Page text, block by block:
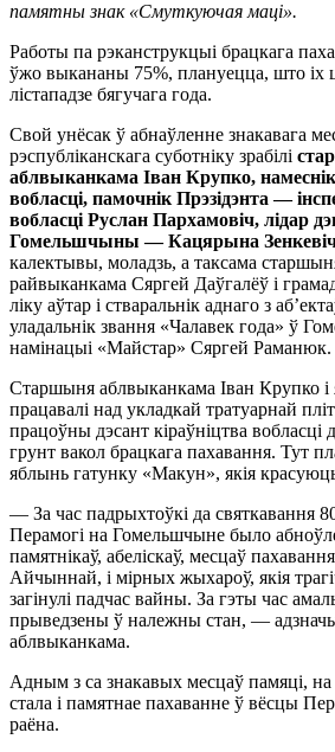
памятны знак «Смуткуючая маці».
Работы па рэканструкцыі брацкага
ўжо выкананы 75%, плануецца, што іх
лістападзе бягучага года.
Свой унёсак ў абнаўленне знакавага
рэспубліканскага суботніку зрабілі
аблвыканкама Іван Крупко,
вобласці, памочнік Прэзідэнта —
вобласці Руслан Пархамовіч, лідар
Гомельшчыны — Кацярына
калектывы, моладзь, а таксама
райвыканкама Сяргей Даўгалёў і
ліку аўтар і стваральнік аднаго з
уладальнік звання «Чалавек года» ў
намінацыі «Майстар» Сяргей Раманюк.
Старшыня аблвыканкама Іван Крупко і
працавалі над укладкай тратуарнай
працоўны дэсант кіраўніцтва
грунт вакол брацкага пахавання. Тут
яблынь гатунку «Макун», якія
— За час падрыхтоўкі да святкавання
Перамогі на Гомельшчыне было
памятнікаў, абеліскаў, месцаў
Айчыннай, і мірных жыхароў, якія
загінулі падчас вайны. За гэты час
прыведзены ў належны стан, —
аблвыканкама.
Адным з са знакавых месцаў памяці, на
стала і памятнае пахаванне ў вёсцы
раёна.